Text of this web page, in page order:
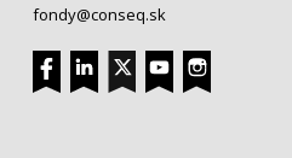
fondy@conseq.sk